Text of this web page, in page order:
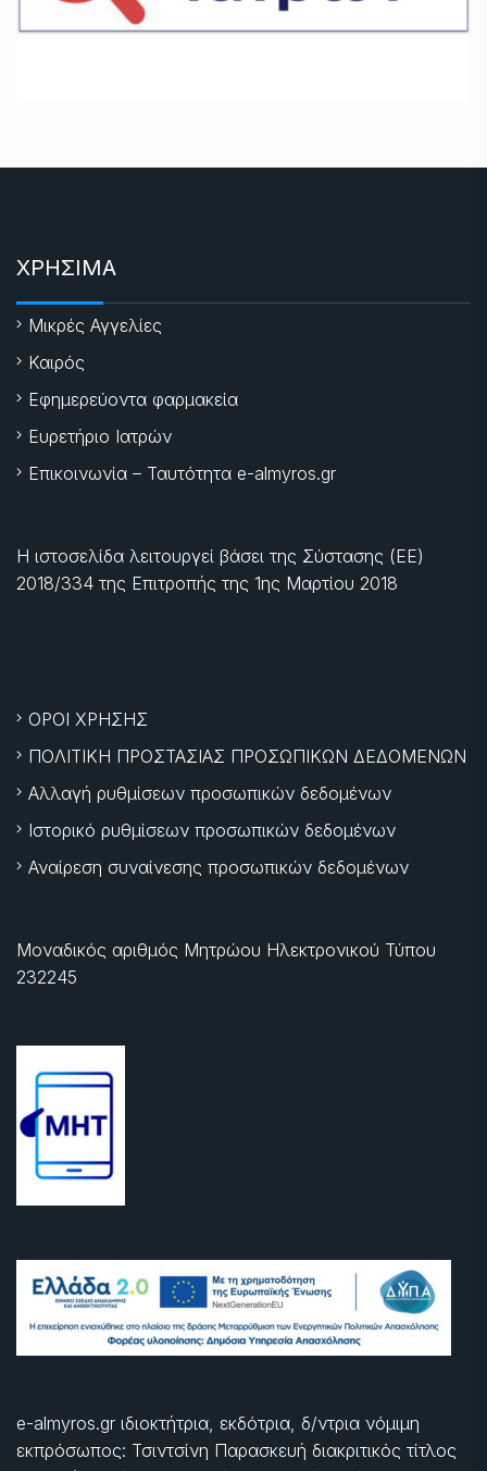
ΧΡΗΣΙΜΑ
Μικρές Αγγελίες
Καιρός
Εφημερεύοντα φαρμακεία
Ευρετήριο Ιατρών
Επικοινωνία – Ταυτότητα e-almyros.gr
Η ιστοσελίδα λειτουργεί βάσει της Σύστασης (ΕΕ)
2018/334 της Επιτροπής της 1ης Μαρτίου 2018
ΟΡΟΙ ΧΡΗΣΗΣ
ΠΟΛΙΤΙΚΗ ΠΡΟΣΤΑΣΙΑΣ ΠΡΟΣΩΠΙΚΩΝ ΔΕΔΟΜΕΝΩΝ
Αλλαγή ρυθμίσεων προσωπικών δεδομένων
Ιστορικό ρυθμίσεων προσωπικών δεδομένων
Αναίρεση συναίνεσης προσωπικών δεδομένων
Μοναδικός αριθμός Μητρώου Ηλεκτρονικού Τύπου
232245
e-almyros.gr ιδιοκτήτρια, εκδότρια, δ/ντρια νόμιμη
εκπρόσωπος: Τσιντσίνη Παρασκευή διακριτικός τίτλος